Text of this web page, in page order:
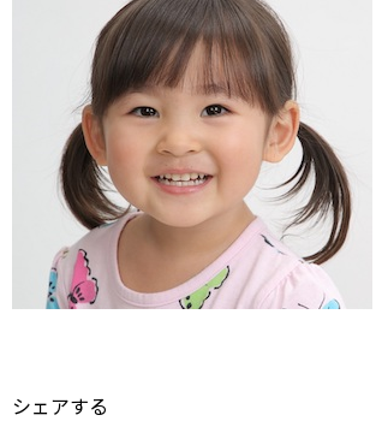
シェアする